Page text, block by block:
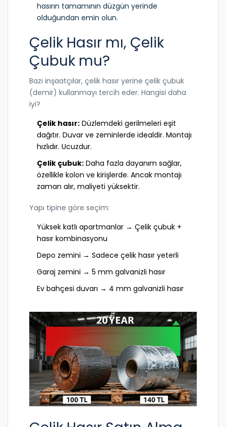
hasırın tamamının düzgün yerinde
olduğundan emin olun.
Çelik Hasır mı, Çelik
Çubuk mu?
Bazı inşaatçılar, çelik hasır yerine çelik çubuk
(demir) kullanmayı tercih eder. Hangisi daha
iyi?
Çelik hasır: Düzlemdeki gerilmeleri eşit
dağıtır. Duvar ve zeminlerde idealdir. Montajı
hızlıdır. Ucuzdur.
Çelik çubuk: Daha fazla dayanım sağlar,
özellikle kolon ve kirişlerde. Ancak montajı
zaman alır, maliyeti yüksektir.
Yapı tipine göre seçim:
Yüksek katlı apartmanlar → Çelik çubuk +
hasır kombinasyonu
Depo zemini → Sadece çelik hasır yeterli
Garaj zemini → 5 mm galvanizli hasır
Ev bahçesi duvarı → 4 mm galvanizli hasır